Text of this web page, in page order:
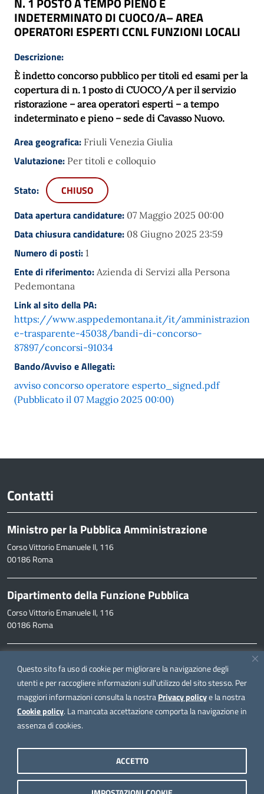
Questo sito fa uso di cookie per migliorare la navigazione degli
utenti e per raccogliere informazioni sull'utilizzo del sito stesso. Per
maggiori informazioni consulta la nostraPrivacy policye la nostra
Cookie policy. La mancata accettazione comporta la navigazione in
assenza di cookies.
ACCETTO
INDETERMINATO DI CUOCO/A– AREA
OPERATORI ESPERTI CCNL FUNZIONI LOCALI
Descrizione:
È indetto concorso pubblico per titoli ed esami per la
copertura di n. 1 posto di CUOCO/A per il servizio
ristorazione – area operatori esperti – a tempo
indeterminato e pieno – sede di Cavasso Nuovo.
Area geografica: Friuli Venezia Giulia
Valutazione: Per titoli e colloquio
Stato:
CHIUSO
Data apertura candidature: 07 Maggio 2025 00:00
Data chiusura candidature: 08 Giugno 2025 23:59
Numero di posti: 1
Ente di riferimento: Azienda di Servizi alla Persona
Pedemontana
Link al sito della PA:
https://www.asppedemontana.it/it/amministrazion
e-trasparente-45038/bandi-di-concorso-
87897/concorsi-91034
Bando/Avviso e Allegati:
avviso concorso operatore esperto_signed.pdf
(Pubblicato il 07 Maggio 2025 00:00)
Contatti
Ministro per la Pubblica Amministrazione
Corso Vittorio Emanuele II, 116
00186 Roma
Dipartimento della Funzione Pubblica
Corso Vittorio Emanuele II, 116
00186 Roma
inpa@funzionepubblica.it
FAQ
FAQ – Domande e risposte
Seguici su